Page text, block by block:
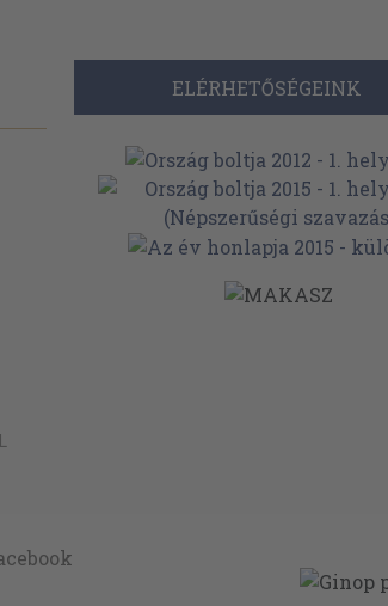
ELÉRHETŐSÉGEINK